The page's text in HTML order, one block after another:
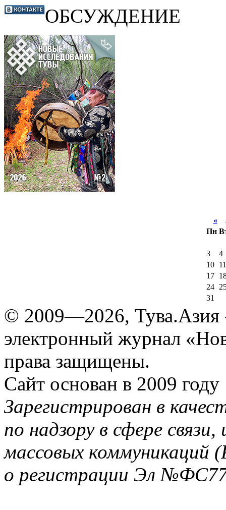
ОБСУЖДЕНИЕ
«
Пн
3
4
10
11
17
24
31
© 2009—2026, Тува.Азия
электронный журнал
права защищены.
Сайт основан в 2009 году
Зарегистрирован в
по надзору в сфере
массовых коммуникаций
о регистрации Эл